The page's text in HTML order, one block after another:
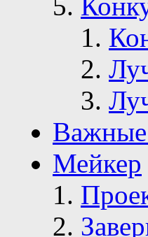
Важные
Мейкер